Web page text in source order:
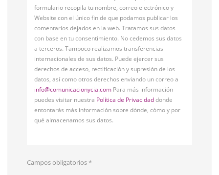
formulario recopila tu nombre, correo electrónico y
Website con el único fin de que podamos publicar los
comentarios dejados en la web. Tratamos sus datos
con base en tu consentimiento. No cedemos sus datos
a terceros. Tampoco realizamos transferencias
internacionales de sus datos. Puede ejercer sus
derechos de acceso, rectificación y supresión de los
datos, así como otros derechos enviando un correo a
info@comunicacionycia.com Para más información
puedes visitar nuestra Política de Privacidaddonde
entontarás más información sobre dónde, cómo y por
qué almacenamos sus datos.
Campos obligatorios*